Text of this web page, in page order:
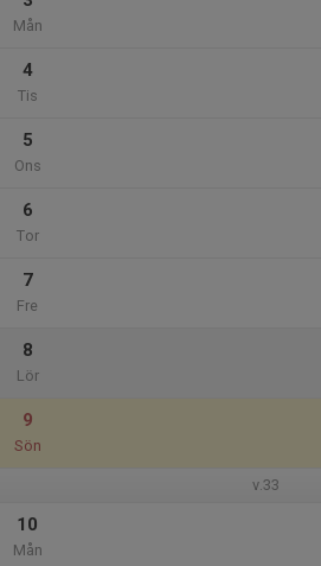
Mån
4
Tis
5
Ons
6
Tor
7
Fre
8
Lör
9
Sön
v.33
10
Mån